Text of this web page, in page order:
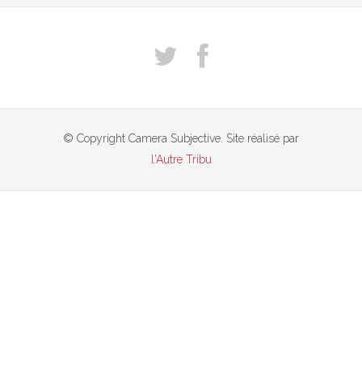
© Copyright Camera Subjective. Site réalisé par
l'Autre Tribu